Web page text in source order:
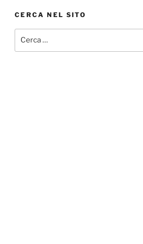
CERCA NEL SITO